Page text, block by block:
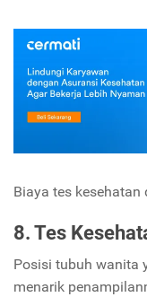
Biaya tes kesehatan
8. Tes
Posisi tubuh wanita
menarik